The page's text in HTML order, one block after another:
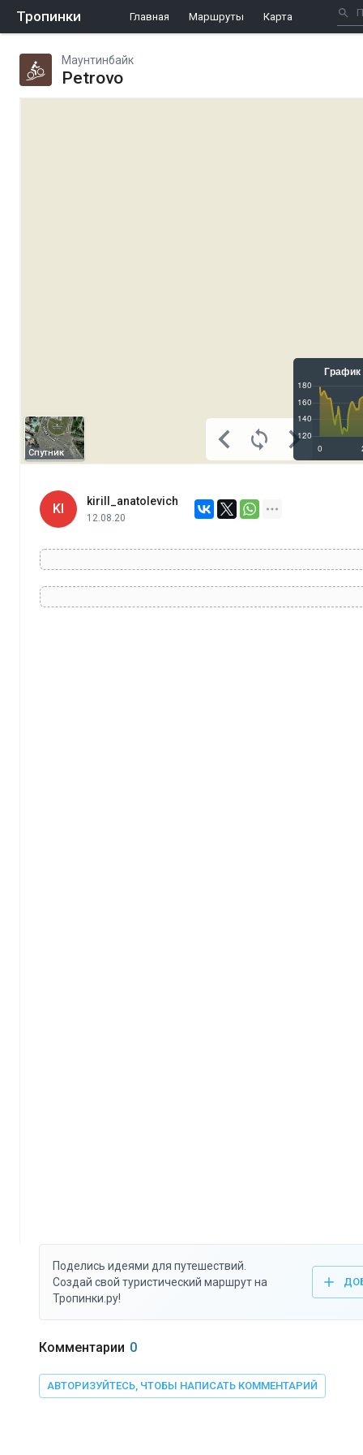
Тропинки Главная Маршруты Карта
Маунтинбайк
Petrovo
Спутник
KI
kirill_anatolevich
12.08.20
Поделись идеями для путешествий.
Создай свой туристический маршрут на
Тропинки.ру!
Комментарии 0
АВТОРИЗУЙТЕСЬ, ЧТОБЫ НАПИСАТЬ КОММЕНТАРИЙ